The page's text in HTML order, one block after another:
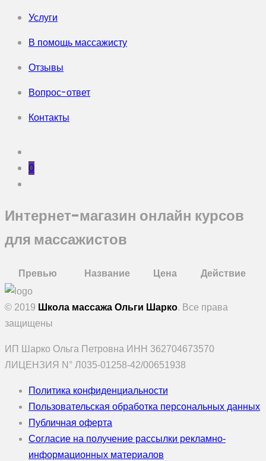
Услуги
В помощь массажисту
Отзывы
Вопрос-ответ
Контакты
0
Интернет-магазин онлайн курсов
для массажистов
Превью Название Цена Действие
© 2019 Школа массажа Ольги Шарко. Все права
защищены
ИП Шарко Ольга Петровна ИНН 362704673570
ЛИЦЕНЗИЯ N° Л035-01258-42/00651938
Политика конфиденциальности
Пользовательская обработка персональных данных
Публичная оферта
Согласие на получение рассылки рекламно-
информационных материалов